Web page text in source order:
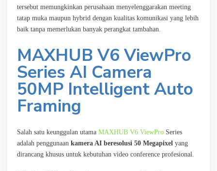
tersebut memungkinkan perusahaan menyelenggarakan meeting
tatap muka maupun hybrid dengan kualitas komunikasi yang lebih
baik tanpa memerlukan banyak perangkat tambahan.
MAXHUB V6 ViewPro
Series AI Camera
50MP Intelligent Auto
Framing
Salah satu keunggulan utama MAXHUB V6 ViewPro Series
adalah penggunaan kamera AI beresolusi 50 Megapixel yang
dirancang khusus untuk kebutuhan video conference profesional.